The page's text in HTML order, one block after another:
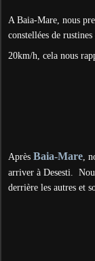
A Baia-Mare, nous
constellées de
20km/h, cela nous
Après Baia-Mare,
arriver à Desesti.
derrière les autres et